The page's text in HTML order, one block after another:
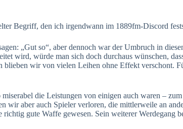
Begriff, den ich irgendwann im 1889fm-Discord
„Gut so“, aber dennoch war der Umbruch in
wird, würde man sich doch durchaus wünschen,
wir von vielen Leihen ohne Effekt verschont.
miserabel die Leistungen von einigen auch waren –
wir aber auch Spieler verloren, die mittlerweile an
gute Waffe gewesen. Sein weiterer Werdegang